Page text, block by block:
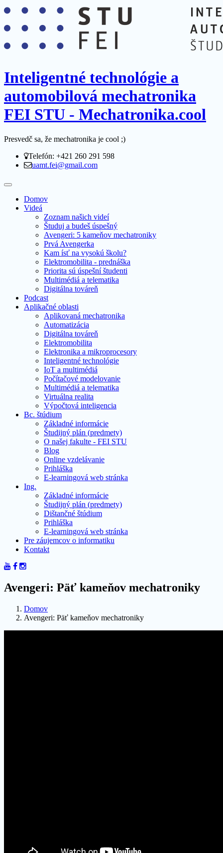
Inteligentné technológie a
automobilová mechatronika
FEI STU - Mechatronika.cool
Presvedč sa, že mechatronika je cool ;)
Telefón: +421 260 291 598
uamt.fei@gmail.com
Domov
Videá
Zoznam našich videí
Študuj a budeš úspešný
Avengeri: 5 kameňov mechatroniky
Prvá Avengerka
Kam ísť na vysokú školu?
Elektromobilita - prednáška
Priorita sú úspešní študenti
Multimédiá a telematika
Digitálna továreň
Podcast
Aplikačné oblasti
Aplikovaná mechatronika
Automatizácia
Digitálna továreň
Elektromobilita
Elektronika a mikroprocesory
Inteligentné technológie
IoT a multimédiá
Počítačové modelovanie
Multimédiá a telematika
Virtuálna realita
Výpočtová inteligencia
Bc. štúdium
Základné informácie
Študijný plán (predmety)
O našej fakulte - FEI STU
Blog
Online vzdelávanie
Prihláška
E-learningová web stránka
Ing.
Základné informácie
Študijný plán (predmety)
Dištančné štúdium
Prihláška
E-learningová web stránka
Pre záujemcov o informatiku
Kontakt
Avengeri: Päť kameňov mechatroniky
Domov
Avengeri: Päť kameňov mechatroniky